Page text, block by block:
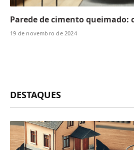
Parede de cimento queimado:
19 de novembro de 2024
DESTAQUES